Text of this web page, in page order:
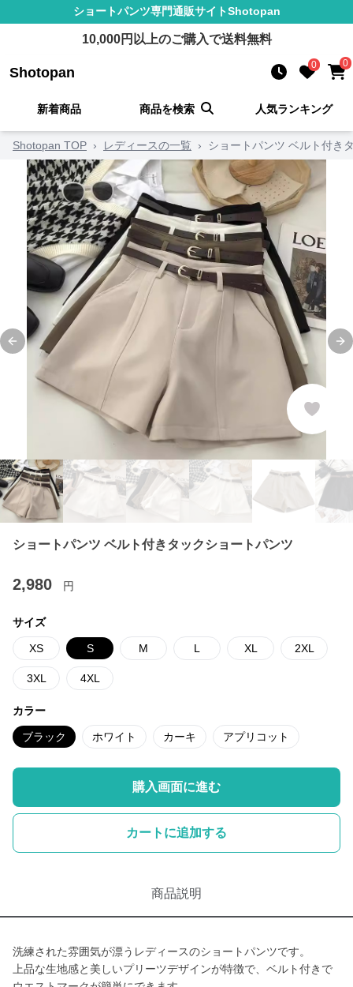
ショートパンツ専門通販サイトShotopan
10,000円以上のご購入で送料無料
Shotopan 0 0
新着商品 商品を検索 人気ランキング
Shotopan TOP › レディースの一覧 › ショートパンツ ベルト付き
Previous slide
ショートパンツ ベルト付きタックショートパンツ
2,980 円
サイズ
XS S M L XL 2XL
3XL 4XL
カラー
ブラック ホワイト カーキ アプリコット
購入画面に進む
カートに追加する
商品説明
洗練された雰囲気が漂うレディースのショートパンツです。
上品な生地感と美しいプリーツデザインが特徴で、ベルト付きで